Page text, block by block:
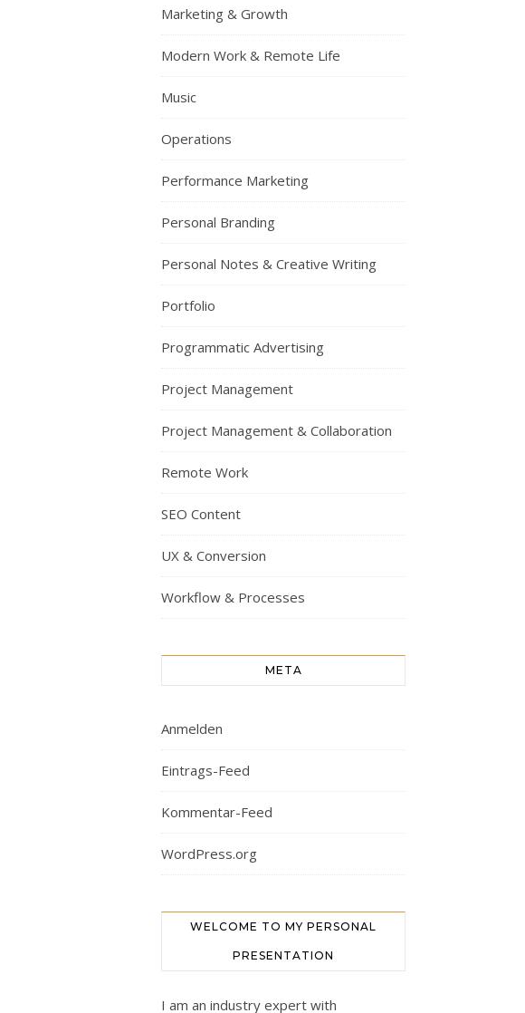
Marketing & Growth
Modern Work & Remote Life
Music
Operations
Performance Marketing
Personal Branding
Personal Notes & Creative Writing
Portfolio
Programmatic Advertising
Project Management
Project Management & Collaboration
Remote Work
SEO Content
UX & Conversion
Workflow & Processes
META
Anmelden
Eintrags-Feed
Kommentar-Feed
WordPress.org
WELCOME TO MY PERSONAL
PRESENTATION
I am an industry expert with